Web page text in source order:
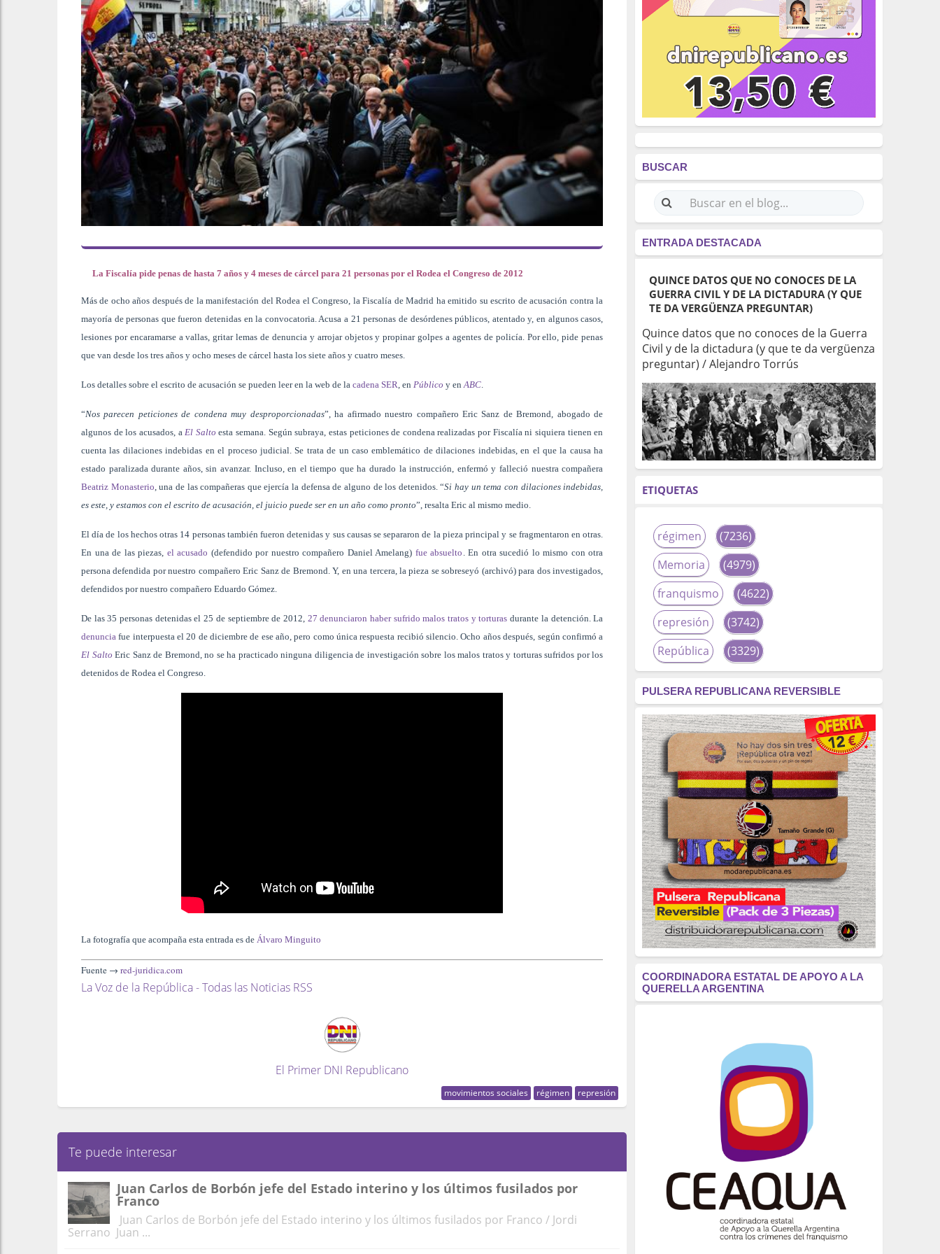
La Fiscalía pide penas de hasta 7 años y 4 meses de cárcel para 21 personas por el Rodea el Congreso de 2012
Más de ocho años después de la manifestación del Rodea el Congreso, la Fiscalía de Madrid ha emitido su escrito de acusación contra la
mayoría de personas que fueron detenidas en la convocatoria. Acusa a 21 personas de desórdenes públicos, atentado y, en algunos casos,
lesiones por encaramarse a vallas, gritar lemas de denuncia y arrojar objetos y propinar golpes a agentes de policía. Por ello, pide penas
que van desde los tres años y ocho meses de cárcel hasta los siete años y cuatro meses.
Los detalles sobre el escrito de acusación se pueden leer en la web de la cadena SER, en Público y enABC.
“Nos parecen peticiones de condena muy desproporcionadas”, ha afirmado nuestro compañero Eric Sanz de Bremond, abogado de
algunos de los acusados, aEl Salto esta semana. Según subraya, estas peticiones de condena realizadas por Fiscalía ni siquiera tienen en
cuenta las dilaciones indebidas en el proceso judicial. Se trata de un caso emblemático de dilaciones indebidas, en el que la causa ha
estado paralizada durante años, sin avanzar. Incluso, en el tiempo que ha durado la instrucción, enfermó y falleció nuestra compañera
Beatriz Monasterio, una de las compañeras que ejercía la defensa de alguno de los detenidos. “Si hay un tema con dilaciones indebidas,
es este, y estamos con el escrito de acusación, el juicio puede ser en un año como pronto”, resalta Eric al mismo medio.
El día de los hechos otras 14 personas también fueron detenidas y sus causas se separaron de la pieza principal y se fragmentaron en otras.
En una de las piezas, el acusado (defendido por nuestro compañero Daniel Amelang) fue absuelto . En otra sucedió lo mismo con otra
persona defendida por nuestro compañero Eric Sanz de Bremond. Y, en una tercera, la pieza se sobreseyó (archivó) para dos investigados,
defendidos por nuestro compañero Eduardo Gómez.
De las 35 personas detenidas el 25 de septiembre de 2012, 27 denunciaron haber sufrido malos tratos y torturas durante la detención. La
denuncia fue interpuesta el 20 de diciembre de ese año, pero como única respuesta recibió silencio. Ocho años después, según confirmó a
El Salto Eric Sanz de Bremond, no se ha practicado ninguna diligencia de investigación sobre los malos tratos y torturas sufridos por los
detenidos de Rodea el Congreso.
La fotografía que acompaña esta entrada es de Álvaro Minguito
Fuente → red-juridica.com
La Voz de la República - Todas las Noticias RSS
El Primer DNI Republicano
movimientos sociales régimen represión
Te puede interesar
Juan Carlos de Borbón jefe del Estado interino y los últimos fusilados por
Franco
Juan Carlos de Borbón jefe del Estado interino y los últimos fusilados por Franco / Jordi
Serrano Juan ...
BUSCAR
ENTRADA DESTACADA
QUINCE DATOS QUE NO CONOCES DE LA
GUERRA CIVIL Y DE LA DICTADURA (Y QUE
TE DA VERGÜENZA PREGUNTAR)
Quince datos que no conoces de la Guerra
Civil y de la dictadura (y que te da vergüenza
preguntar) / Alejandro Torrús
ETIQUETAS
régimen
(7236)
Memoria
(4979)
franquismo
(4622)
represión
(3742)
República
(3329)
fascismo
(2677)
tardofranquismo
(2320)
Actualidad
(2319)
monarquía
(2253)
borbones
(2176)
Cultura
(2163)
Guerra
(1674)
genocidio
(1234)
mujer
(1070)
Eventos
(914)
Crímenes del franquismo
(721)
(699)
(607)
neofranquismo
(567)
Justicia Universal
Derechos Humanos
(522)
Nacionalcatolicismo
(514)
PULSERA REPUBLICANA REVERSIBLE
COORDINADORA ESTATAL DE APOYO A LA
QUERELLA ARGENTINA